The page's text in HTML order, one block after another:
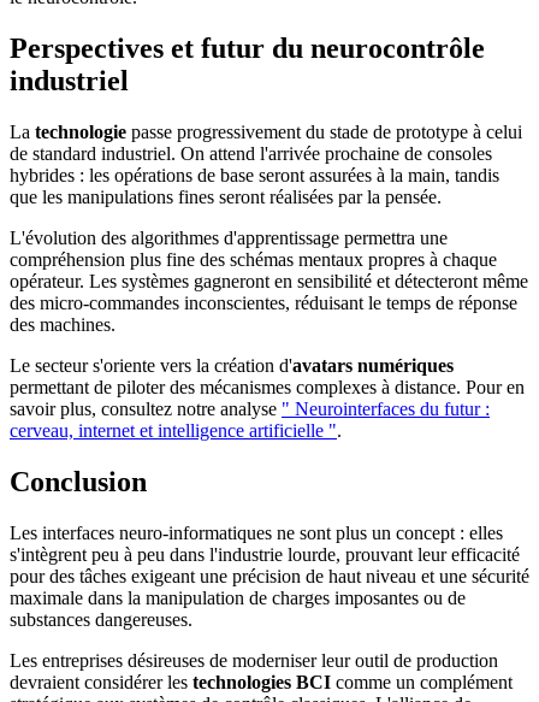
Perspectives et futur du neurocontrôle
industriel
La technologie passe progressivement du stade de prototype à celui
de standard industriel. On attend l'arrivée prochaine de consoles
hybrides : les opérations de base seront assurées à la main, tandis
que les manipulations fines seront réalisées par la pensée.
L'évolution des algorithmes d'apprentissage permettra une
compréhension plus fine des schémas mentaux propres à chaque
opérateur. Les systèmes gagneront en sensibilité et détecteront même
des micro-commandes inconscientes, réduisant le temps de réponse
des machines.
Le secteur s'oriente vers la création d'avatars numériques
permettant de piloter des mécanismes complexes à distance. Pour en
savoir plus, consultez notre analyse " Neurointerfaces du futur :
cerveau, internet et intelligence artificielle ".
Conclusion
Les interfaces neuro-informatiques ne sont plus un concept : elles
s'intègrent peu à peu dans l'industrie lourde, prouvant leur efficacité
pour des tâches exigeant une précision de haut niveau et une sécurité
maximale dans la manipulation de charges imposantes ou de
substances dangereuses.
Les entreprises désireuses de moderniser leur outil de production
devraient considérer les technologies BCI comme un complément